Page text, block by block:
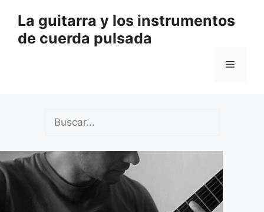
contenido
La guitarra y los instrumentos
de cuerda pulsada
Menú